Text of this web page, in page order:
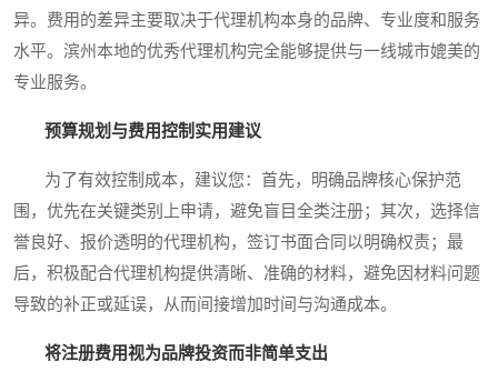
异。费用的差异主要取决于代理机构本身的品牌、专业度和服务
水平。滨州本地的优秀代理机构完全能够提供与一线城市媲美的
专业服务。
预算规划与费用控制实用建议
为了有效控制成本，建议您：首先，明确品牌核心保护范
围，优先在关键类别上申请，避免盲目全类注册；其次，选择信
誉良好、报价透明的代理机构，签订书面合同以明确权责；最
后，积极配合代理机构提供清晰、准确的材料，避免因材料问题
导致的补正或延误，从而间接增加时间与沟通成本。
将注册费用视为品牌投资而非简单支出